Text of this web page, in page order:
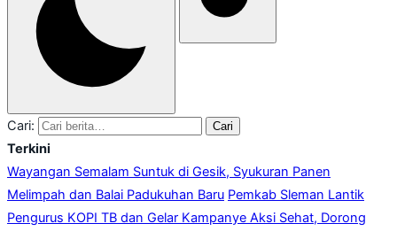
Cari: Cari
Terkini
Wayangan Semalam Suntuk di Gesik, Syukuran Panen
Melimpah dan Balai Padukuhan Baru Pemkab Sleman Lantik
Pengurus KOPI TB dan Gelar Kampanye Aksi Sehat, Dorong